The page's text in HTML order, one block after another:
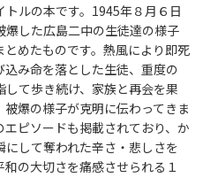
ルの本です。1945年８月６日
爆した広島二中の生徒達の様子
めたものです。熱風により即死
み命を落とした生徒、重度の
て歩き続け、家族と再会を果
爆の様子が克明に伝わってきま
ピソードも掲載されており、か
して奪われた辛さ・悲しさを
の大切さを痛感させられる１